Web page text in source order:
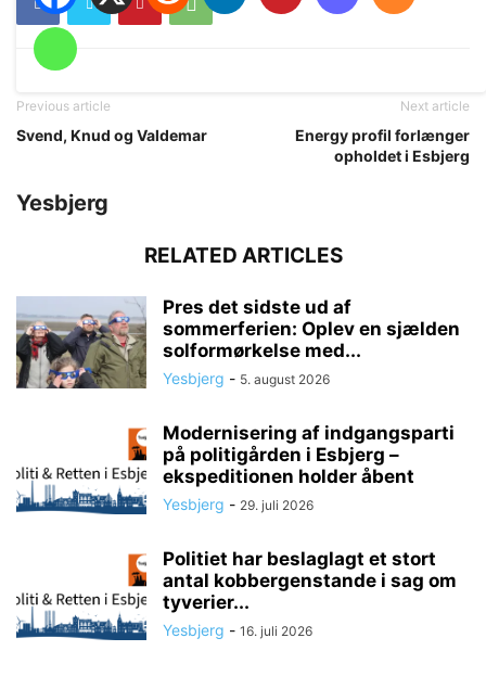
Previous article
Svend, Knud og Valdemar
Next article
Energy profil forlænger
opholdet i Esbjerg
Yesbjerg
RELATED ARTICLES
Pres det sidste ud af
sommerferien: Oplev en sjælden
solformørkelse med...
Yesbjerg - 5. august 2026
Modernisering af indgangsparti
på politigården i Esbjerg –
ekspeditionen holder åbent
Yesbjerg - 29. juli 2026
Politiet har beslaglagt et stort
antal kobbergenstande i sag om
tyverier...
Yesbjerg - 16. juli 2026